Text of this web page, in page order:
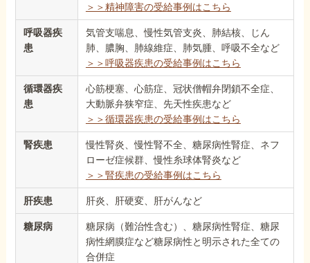
＞＞精神障害の受給事例はこちら
呼吸器疾
患
気管支喘息、慢性気管支炎、肺結核、じん
肺、膿胸、肺線維症、肺気腫、呼吸不全など
＞＞呼吸器疾患の受給事例はこちら
循環器疾
患
心筋梗塞、心筋症、冠状僧帽弁閉鎖不全症、
大動脈弁狭窄症、先天性疾患など
＞＞循環器疾患の受給事例はこちら
腎疾患
慢性腎炎、慢性腎不全、糖尿病性腎症、ネフ
ローゼ症候群、慢性糸球体腎炎など
＞＞腎疾患の受給事例はこちら
肝疾患 肝炎、肝硬変、肝がんなど
糖尿病
糖尿病（難治性含む）、糖尿病性腎症、糖尿
病性網膜症など糖尿病性と明示された全ての
合併症